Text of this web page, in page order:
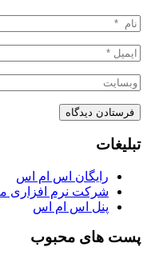
تبلیغات
رایگان اس ام اس
شرکت نرم افزاری
پنل اس ام اس
پست های محبوب